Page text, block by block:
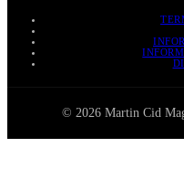
© 2026 Martin Cid